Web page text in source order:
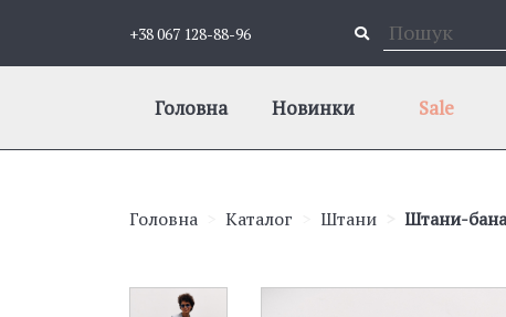
+38 067 128-88-96
Головна Новинки Sale
Головна Каталог Штани Штани-